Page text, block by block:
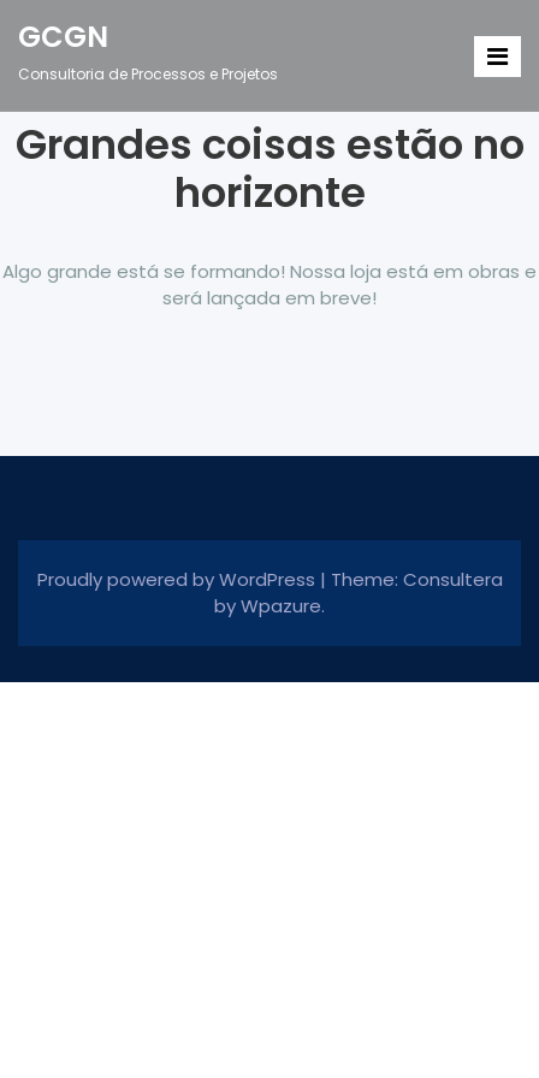
GCGN
Consultoria de Processos e Projetos
Grandes coisas estão no
horizonte
Algo grande está se formando! Nossa loja está em obras e
será lançada em breve!
Proudly powered by WordPress | Theme: Consultera
byWpazure.